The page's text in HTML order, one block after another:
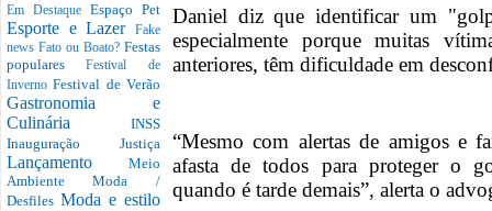
Em Destaque Espaço Pet
Esporte e Lazer
Fake
news Fato ou Boato? Festas
popularesFestival de
InvernoFestival de Verão
Gastronomia e
Culinária INSS
Inauguração Justiça
Lançamento Meio
AmbienteModa /
Desfiles Moda e estilo
Daniel diz que identificar um
especialmente porque muitas
anteriores, têm dificuldade em
“Mesmo com alertas de amigos e
afasta de todos para proteger o
quando é tarde demais”, alerta o